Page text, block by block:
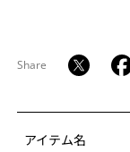
は世界で最も売
トランなどで誰
性を活かした工
成形させて美し
Share
アイテム名